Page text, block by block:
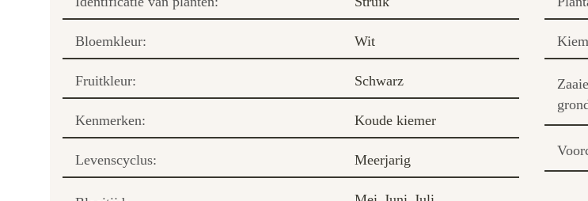
Bloemkleur: Wit
Fruitkleur: Schwarz
Kenmerken: Koude kiemer
Levenscyclus: Meerjarig